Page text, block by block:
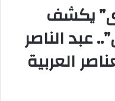
يكشف
عبد الناصر
العربية